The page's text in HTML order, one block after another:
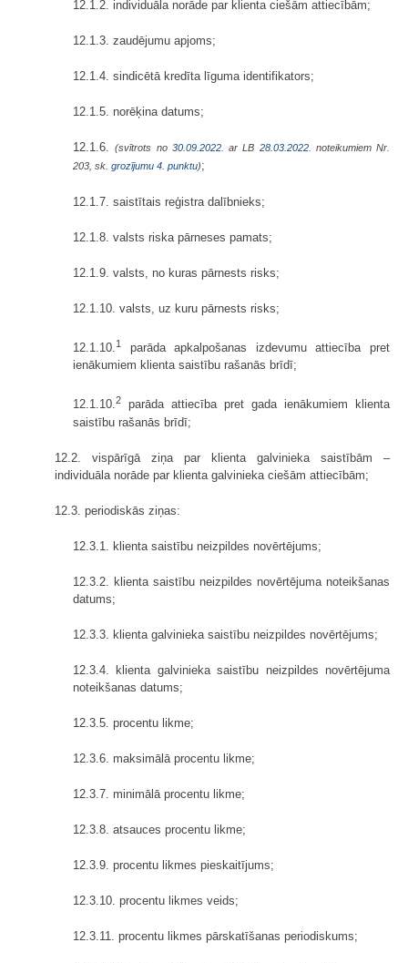
12.1.2. individuāla norāde par klienta ciešām attiecībām;
12.1.3. zaudējumu apjoms;
12.1.4. sindicētā kredīta līguma identifikators;
12.1.5. norēķina datums;
12.1.6.(svītrots no 30.09.2022. ar LB 28.03.2022.
noteikumiem Nr.
203, sk. grozījumu 4. punktu);
12.1.7. saistītais reģistra dalībnieks;
12.1.8. valsts riska pārneses pamats;
12.1.9. valsts, no kuras pārnests risks;
12.1.10. valsts, uz kuru pārnests risks;
12.1.10.1
parāda apkalpošanas izdevumu attiecība pret
ienākumiem klienta saistību rašanās brīdī;
12.1.10.2
parāda attiecība pret gada ienākumiem klienta
saistību rašanās brīdī;
12.2. vispārīgā ziņa par klienta galvinieka saistībām –
individuāla norāde par klienta galvinieka ciešām attiecībām;
12.3. periodiskās ziņas:
12.3.1. klienta saistību neizpildes novērtējums;
12.3.2. klienta saistību neizpildes novērtējuma noteikšanas
datums;
12.3.3. klienta galvinieka saistību neizpildes novērtējums;
12.3.4. klienta galvinieka saistību neizpildes novērtējuma
noteikšanas datums;
12.3.5. procentu likme;
12.3.6. maksimālā procentu likme;
12.3.7. minimālā procentu likme;
12.3.8. atsauces procentu likme;
12.3.9. procentu likmes pieskaitījums;
12.3.10. procentu likmes veids;
12.3.11. procentu likmes pārskatīšanas periodiskums;